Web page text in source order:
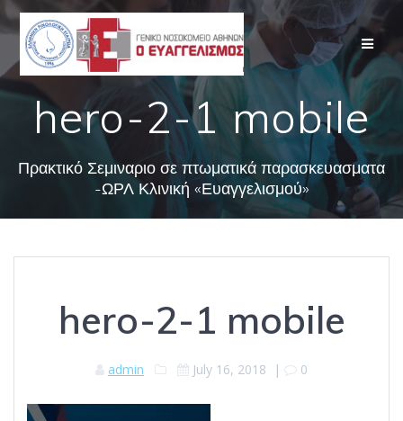
Skip
content
hero-2-1 mobile
Πρακτικό Σεμιναριο σε πτωματικά παρασκευασματα
-ΩΡΛ Κλινική «Ευαγγελισμού»
hero-2-1 mobile
admin July 16, 2018 | 0